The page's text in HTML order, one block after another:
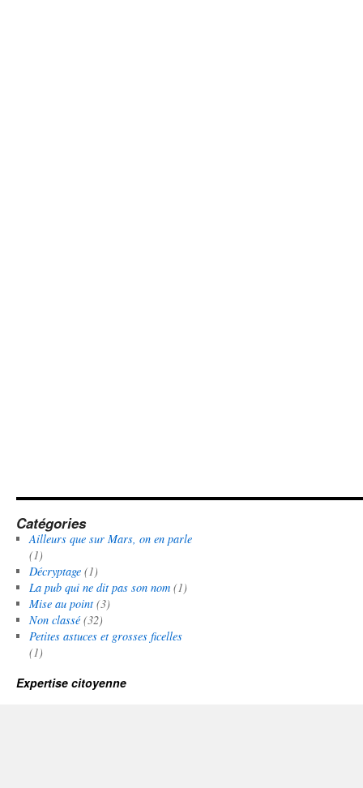
Catégories
Ailleurs que sur Mars, on en parle
(1)
Décryptage(1)
La pub qui ne dit pas son nom(1)
Mise au point(3)
Non classé(32)
Petites astuces et grosses ficelles
(1)
Expertise citoyenne